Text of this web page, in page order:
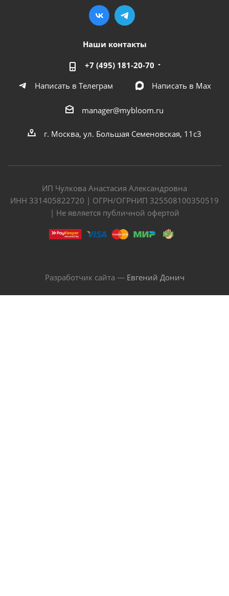
Наши контакты
+7 (495) 181-20-70
Написать в Телеграм
Написать в Мах
manager@mybloom.ru
г. Москва, ул. Большая Семеновская, 11с3
ИП Чулкова Анастасия Александровна
ИНН 331405822720 | ОГРН/ОГРНИП 325508100350519
| Не является публичной офертой
Разработчик сайта — Евгений Донич